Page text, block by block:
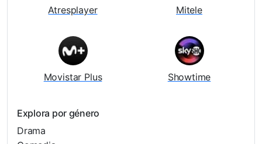
Atresplayer Mitele
Movistar Plus Showtime
Explora por género
Drama